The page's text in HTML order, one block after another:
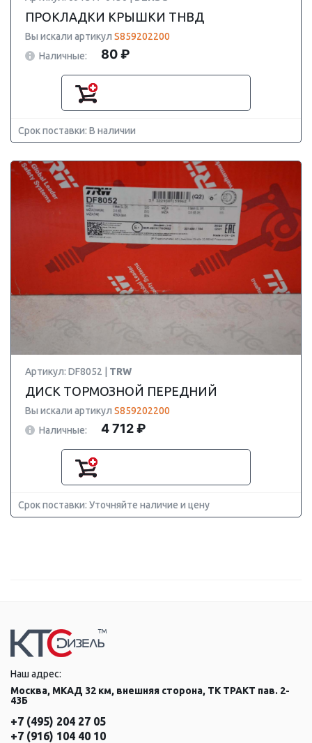
ПРОКЛАДКИ КРЫШКИ ТНВД
Вы искали артикул S859202200
Наличные:
80 ₽
Срок поставки: В наличии
Артикул: DF8052 | TRW
ДИСК ТОРМОЗНОЙ ПЕРЕДНИЙ
Вы искали артикул S859202200
Наличные:
4 712 ₽
Срок поставки: Уточняйте наличие и цену
Наш адрес:
Москва, МКАД 32 км, внешняя сторона, ТК ТРАКТ пав. 2-
43Б
+7 (495) 204 27 05
+7 (916) 104 40 10